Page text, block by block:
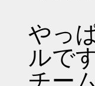
やっ
ルです